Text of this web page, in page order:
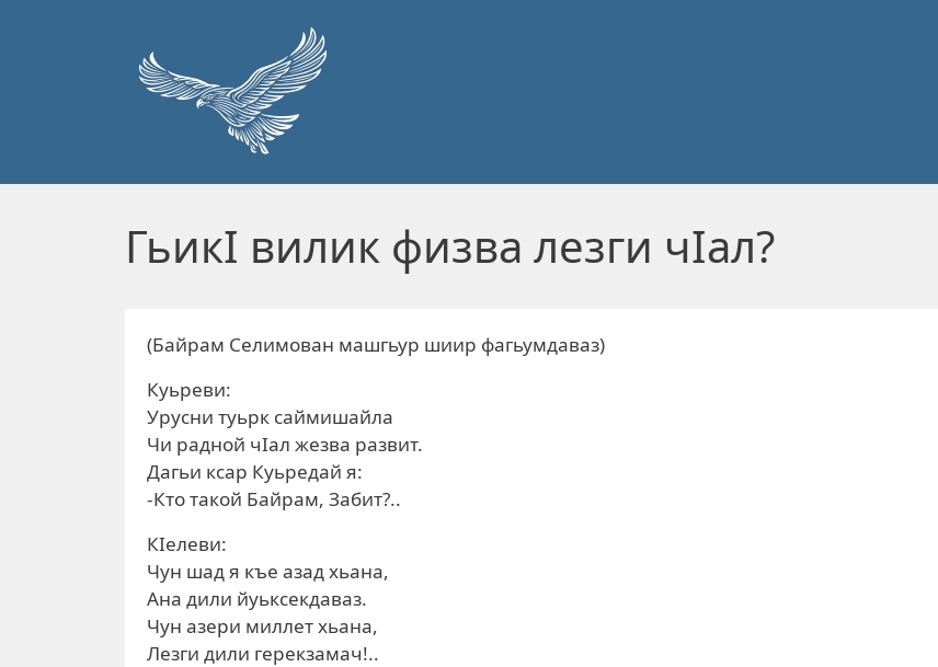
ГьикI вилик физва лезги чIал?
(Байрам Селимован машгьур шиир фагьумдаваз)
Куьреви:
Урусни туьрк саймишайла
Чи радной чIал жезва развит.
Дагьи ксар Куьредай я:
-Кто такой Байрам, Забит?..
КIелеви:
Чун шад я къе азад хьана,
Ана дили йуьксекдаваз.
Чун азери миллет хьана,
Лезги дили герекзамач!..